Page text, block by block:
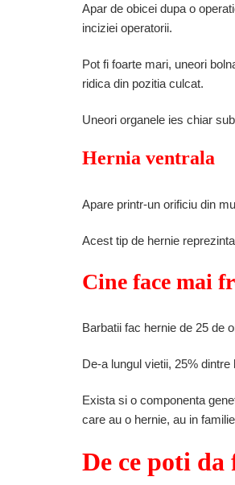
Apar de obicei dupa o
inciziei operatorii.
Pot fi foarte mari, uneori
ridica din pozitia culcat.
Uneori organele ies chiar
Hernia ventrala
Apare printr-un orificiu din
Acest tip de hernie
Cine face mai
Barbatii fac hernie de 25 de
De-a lungul vietii, 25%
Exista si o componenta
care au o hernie, au in
De ce poti da